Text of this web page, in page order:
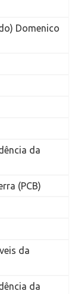
Domenico
da
(PCB)
da
da